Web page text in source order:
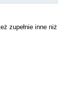
zupełnie inne niż